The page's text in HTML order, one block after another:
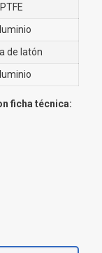
PTFE
de latón
ficha técnica: